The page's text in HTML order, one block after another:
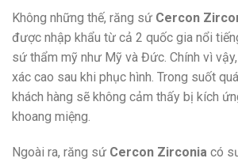
Không những thế, răng sứ Cercon
được nhập khẩu từ cả 2 quốc gia nổi
sứ thẩm mỹ như Mỹ và Đức. Chính vì
xác cao sau khi phục hình. Trong suốt
khách hàng sẽ không cảm thấy bị kích
khoang miệng.
Ngoài ra, răng sứ Cercon Zirconia có